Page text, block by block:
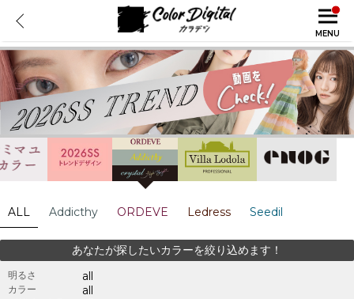
MENU
ALL Addicthy ORDEVE Ledress Seedil
あなたが探したいカラーを絞り込めます！
明るさ all
カラー all